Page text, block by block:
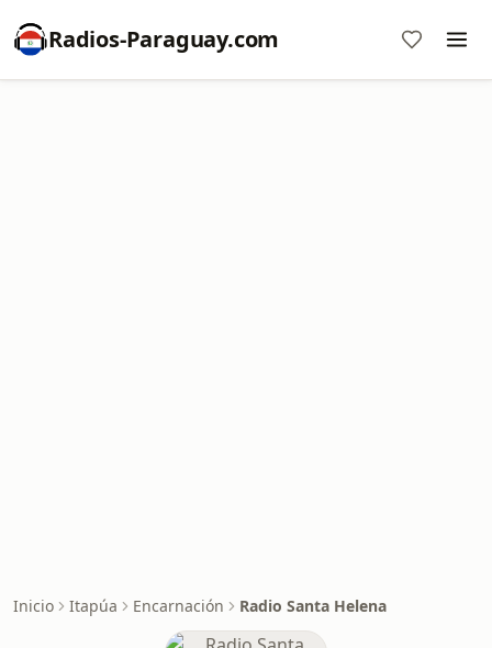
Radios-Paraguay.com
Inicio Itapúa Encarnación Radio Santa Helena